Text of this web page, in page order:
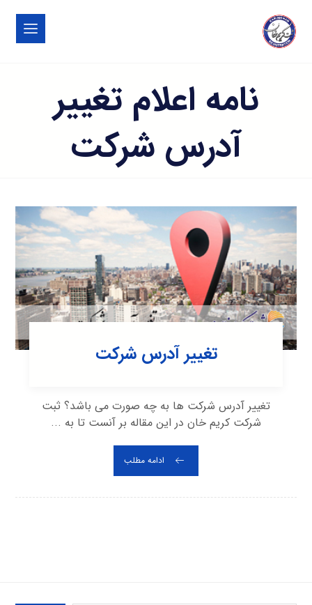
نامه اعلام تغییر
آدرس شرکت
تغییر آدرس شرکت
تغییر آدرس شرکت ها به چه صورت می باشد؟ ثبت
شرکت کریم خان در این مقاله بر آنست تا به ...
ادامه مطلب